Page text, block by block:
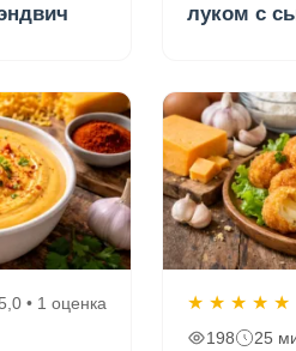
луком с
5,0 • 1 оценка
★ ★ ★ ★ ★
198
25